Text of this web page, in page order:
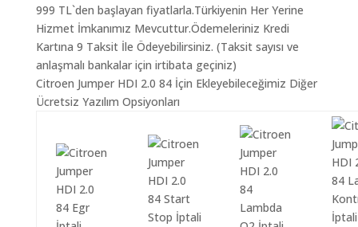
999 TL`den başlayan fiyatlarla.Türkiyenin Her Yerine
Hizmet İmkanımız Mevcuttur.Ödemeleriniz Kredi
Kartına 9 Taksit İle Ödeyebilirsiniz. (Taksit sayısı ve
anlaşmalı bankalar için irtibata geçiniz)
Citroen Jumper HDI 2.0 84 İçin Ekleyebileceğimiz Diğer
Ücretsiz Yazılım Opsiyonları